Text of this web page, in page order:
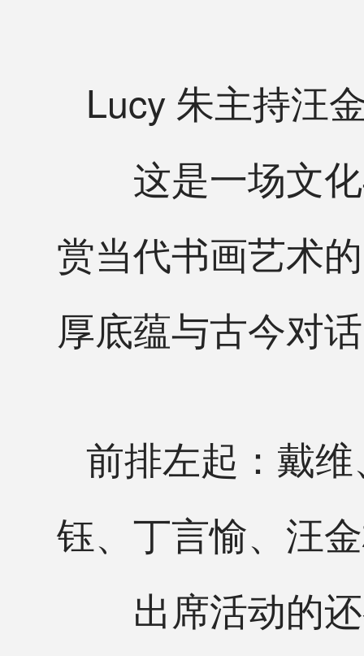
Lucy 朱主持汪
这是一场文化
赏当代书画艺术
厚底蕴与古今对
前排左起：戴
钰、丁言愉、汪
出席活动的还